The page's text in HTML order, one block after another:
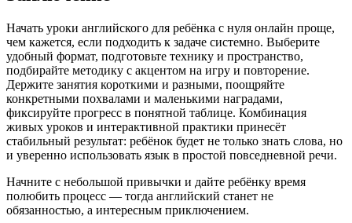
Начать уроки английского для ребёнка с нуля онлайн проще,
чем кажется, если подходить к задаче системно. Выберите
удобный формат, подготовьте технику и пространство,
подбирайте методику с акцентом на игру и повторение.
Держите занятия короткими и разными, поощряйте
конкретными похвалами и маленькими наградами,
фиксируйте прогресс в понятной таблице. Комбинация
живых уроков и интерактивной практики принесёт
стабильный результат: ребёнок будет не только знать слова, но
и уверенно использовать язык в простой повседневной речи.
Начните с небольшой привычки и дайте ребёнку время
полюбить процесс — тогда английский станет не
обязанностью, а интересным приключением.